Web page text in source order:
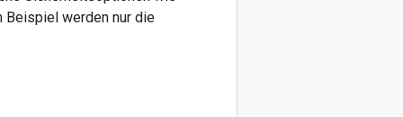
Beispiel werden nur die